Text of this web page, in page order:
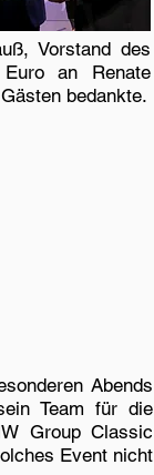
Vorstand des
an Renate
bedankte.
Abends
Team für die
Group Classic
Event nicht